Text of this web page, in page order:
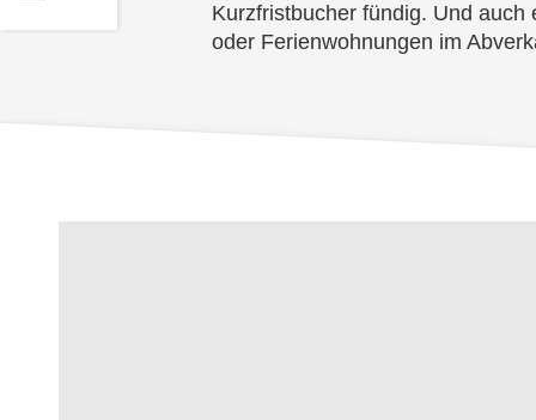
Kurzfristbucher fündig. Und auch
oder Ferienwohnungen im